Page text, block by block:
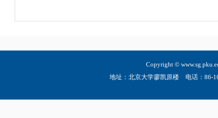
Copyright ©
地址：北京大学廖凯原楼 电话：86-